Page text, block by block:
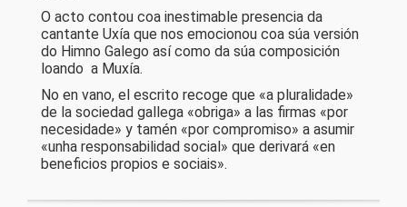
O acto contou coa inestimable presencia da
cantante Uxía que nos emocionou coa súa versión
do Himno Galego así como da súa composición
loando a Muxía.
No en vano, el escrito recoge que «a pluralidade»
de la sociedad gallega «obriga» a las firmas «por
necesidade» y tamén «por compromiso» a asumir
«unha responsabilidad social» que derivará «en
beneficios propios e sociais».